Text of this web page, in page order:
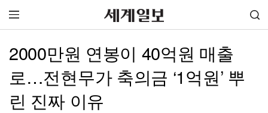
2000만원 연봉이 40억원 매출
로…전현무가 축의금 ‘1억원’ 뿌
린 진짜 이유